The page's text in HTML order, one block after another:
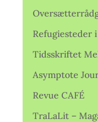
Refugiesteder
Tidsskriftet
Asymptote
Revue CAFÉ
TraLaLit –